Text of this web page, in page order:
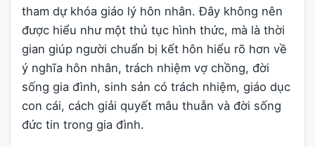
tham dự khóa giáo lý hôn nhân. Đây không nên
được hiểu như một thủ tục hình thức, mà là thời
gian giúp người chuẩn bị kết hôn hiểu rõ hơn về
ý nghĩa hôn nhân, trách nhiệm vợ chồng, đời
sống gia đình, sinh sản có trách nhiệm, giáo dục
con cái, cách giải quyết mâu thuẫn và đời sống
đức tin trong gia đình.